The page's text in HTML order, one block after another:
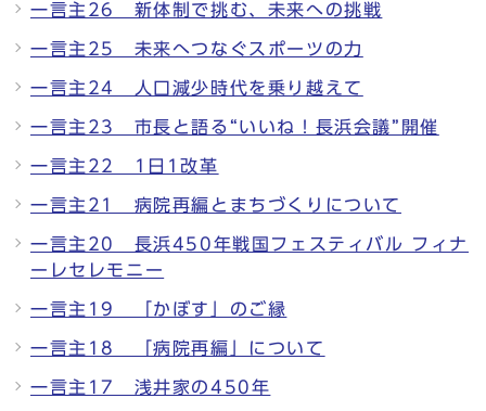
一言主26 新体制で挑む、未来への挑戦
一言主25 未来へつなぐスポーツの力
一言主24 人口減少時代を乗り越えて
一言主23 市長と語る“いいね！長浜会議”開催
一言主22 1日1改革
一言主21 病院再編とまちづくりについて
一言主20 長浜450年戦国フェスティバル フィナ
ーレセレモニー
一言主19 「かぼす」のご縁
一言主18 「病院再編」について
一言主17 浅井家の450年